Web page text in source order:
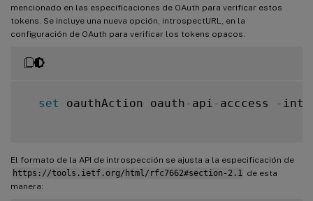
mencionado en las especificaciones de OAuth para verificar estos
tokens. Se incluye una nueva opción, introspectURL, en la
configuración de OAuth para verificar los tokens opacos.
set oauthAction oauth - api - acccess -
El formato de la API de introspección se ajusta a la especificación de
https://tools.ietf.org/html/rfc7662#section-2.1
de esta
manera: